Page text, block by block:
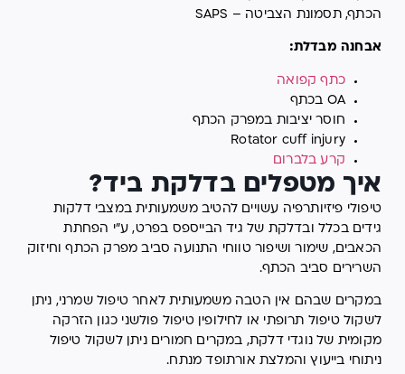
הכתף, תסמונת הצביטה – SAPS
אבחנה מבדלת:
כתף קפואה
OA בכתף
חוסר יציבות במפרק הכתף
Rotator cuff injury
קרע בלברום
איך מטפלים בדלקת ביד?
טיפולי פיזיותרפיה עשויים להטיב משמעותית במצבי דלקות
גידים בכלל ובדלקת של גיד הבייספס בפרט, ע"י הפחתת
הכאבים, שימור ושיפור טווחי התנועה סביב מפרק הכתף וחיזוק
השרירים סביב הכתף.
במקרים שבהם אין הטבה משמעותית לאחר טיפול שמרני, ניתן
לשקול טיפול תרופתי או לחילופין טיפול פולשני כגון הזרקה
מקומית של נוגדי דלקת, במקרים חמורים ניתן לשקול טיפול
ניתוחי בייעוץ והמלצת אורתופד מנתח.